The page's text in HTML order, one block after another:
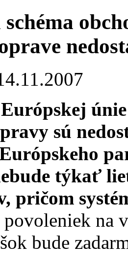
sú
týkať
pričom
na
bude